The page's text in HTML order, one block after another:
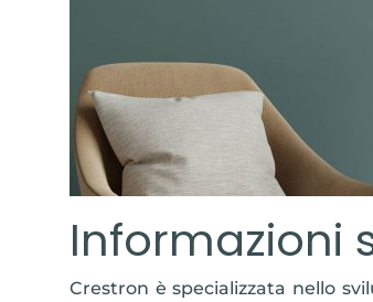
Informazioni
Crestron è specializzata nello